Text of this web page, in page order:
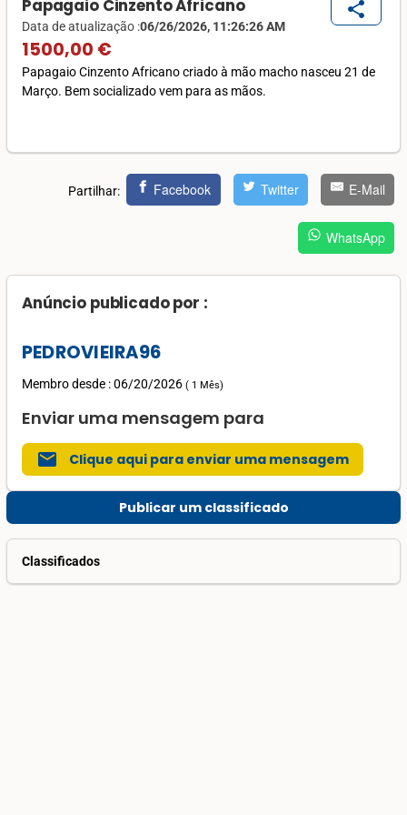
Papagaio Cinzento Africano
Data de atualização :06/26/2026, 11:26:26 AM
1500,00 €
share
Papagaio Cinzento Africano criado à mão macho nasceu 21 de
Março. Bem socializado vem para as mãos.
Partilhar: Facebook Twitter E-Mail
WhatsApp
Anúncio publicado por :
PEDROVIEIRA96
Membro desde : 06/20/2026 ( 1 Mês)
Enviar uma mensagem para
mail Clique aqui para enviar uma mensagem
Publicar um classificado
Classificados